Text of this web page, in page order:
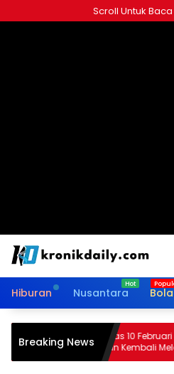
ke
Scroll Untuk
Hiburan Nusantara Bola
Breaking News
Harga Emas 10 Februari
Pegadaian Kembali Melonjak